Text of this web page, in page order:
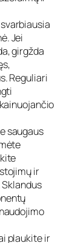
Jei
girgžda
Reguliari
saugaus
ir
plaukite ir